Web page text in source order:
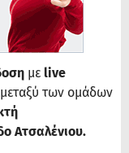
με live
των ομάδων
Ατσαλένιου.